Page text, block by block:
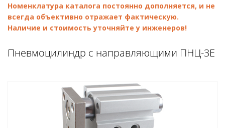
Номенклатура каталога постоянно дополняется, и не
всегда объективно отражает фактическую.
Наличие и стоимость уточняйте у инженеров!
Пневмоцилиндр с направляющими ПНЦ-3Е